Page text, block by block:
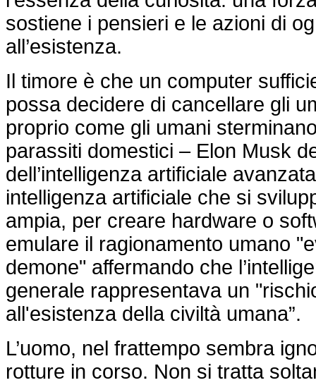
sostiene i pensieri e le azioni di
all’esistenza.
Il timore è che un computer
possa decidere di cancellare gli
proprio come gli umani
parassiti domestici – Elon Musk
dell’intelligenza artificiale
intelligenza artificiale che si
ampia, per creare hardware o
emulare il ragionamento umano
demone" affermando che
generale rappresentava un
all'esistenza della civiltà umana”.
L’uomo, nel frattempo sembra
rotture in corso. Non si tratta